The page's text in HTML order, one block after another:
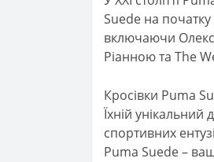
Suede на
включаючи
Ріанною та The
Кросівки Puma
Їхній
спортивних
Puma Suede –